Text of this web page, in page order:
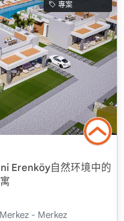
專案
Erenköy自然环境中的
- Merkez